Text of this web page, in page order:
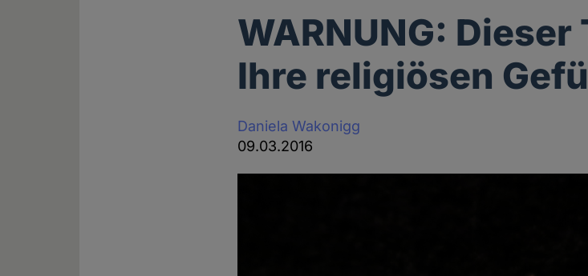
WARNUNG:
Ihre religiösen
Daniela Wakonigg
09.03.2016